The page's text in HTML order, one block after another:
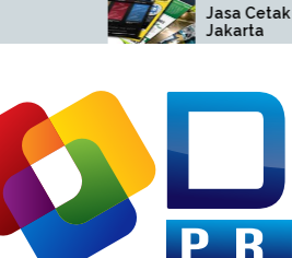
Jasa Cetak Online
Jakarta